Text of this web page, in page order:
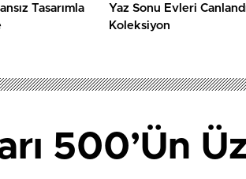
Tasarımla
Yaz Sonu Evleri
Koleksiyon
500’Ün